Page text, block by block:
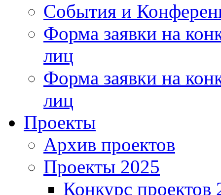
События и
Форма заявки на
лиц
Форма заявки на
лиц
Проекты
Архив проектов
Проекты 2025
Конкурс проектов